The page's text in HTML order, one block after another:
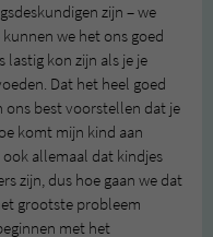
zijn – we
we het ons goed
kon zijn als je je
Dat het heel goed
ons best voorstellen dat je
komt mijn kind aan
allemaal dat kindjes
zijn, dus hoe gaan we dat
grootste probleem
met het